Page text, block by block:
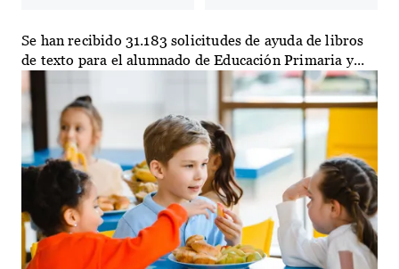
Se han recibido 31.183 solicitudes de ayuda de libros
de texto para el alumnado de Educación Primaria y...